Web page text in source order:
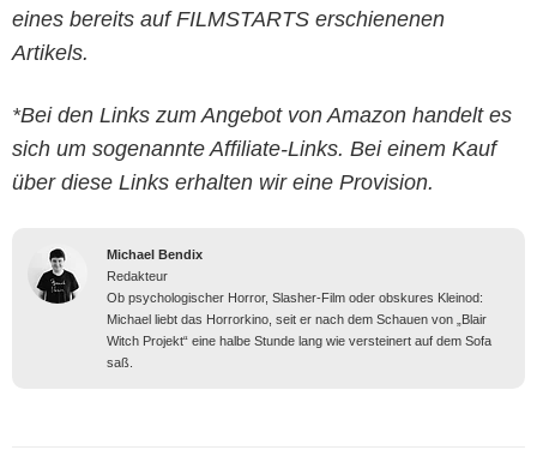
eines bereits auf FILMSTARTS erschienenen
Artikels.
*Bei den Links zum Angebot von Amazon handelt es
sich um sogenannte Affiliate-Links. Bei einem Kauf
über diese Links erhalten wir eine Provision.
Michael Bendix
Redakteur
Ob psychologischer Horror, Slasher-Film oder obskures Kleinod:
Michael liebt das Horrorkino, seit er nach dem Schauen von „Blair
Witch Projekt“ eine halbe Stunde lang wie versteinert auf dem Sofa
saß.